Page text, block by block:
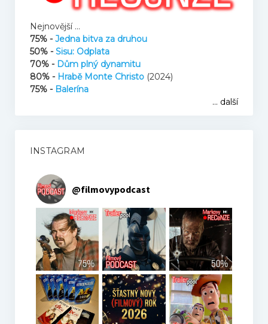
Nejnovější ...
75% - Jedna bitva za druhou
50% - Sisu: Odplata
70% - Dům plný dynamitu
80% - Hrabě Monte Christo(2024)
75% - Balerína
... další
INSTAGRAM
@filmovypodcast